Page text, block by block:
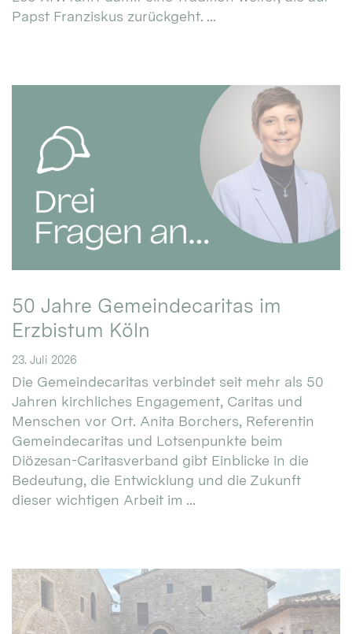
Papst Franziskus zurückgeht. ...
50 Jahre Gemeindecaritas im
Erzbistum Köln
23. Juli 2026
Die Gemeindecaritas verbindet seit mehr als 50
Jahren kirchliches Engagement, Caritas und
Menschen vor Ort. Anita Borchers, Referentin
Gemeindecaritas und Lotsenpunkte beim
Diözesan-Caritasverband gibt Einblicke in die
Bedeutung, die Entwicklung und die Zukunft
dieser wichtigen Arbeit im ...